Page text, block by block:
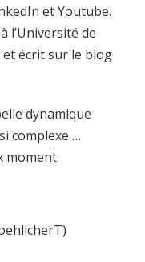
et Youtube.
l’Université de
écrit sur le blog
dynamique
complexe …
moment